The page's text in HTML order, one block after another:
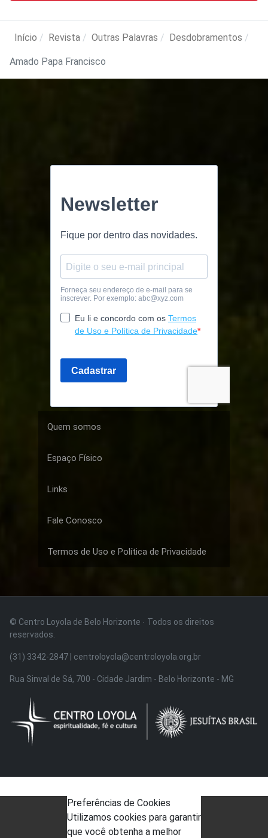
Início Revista Outras Palavras Desdobramentos
Amado Papa Francisco
Quem somos
Espaço Físico
Links
Fale Conosco
Termos de Uso e Política de Privacidade
© Centro Loyola de Belo Horizonte · Todos os direitos
reservados.
(31) 3342-2847 | centroloyola@centroloyola.org.br
Rua Sinval de Sá, 700 - Cidade Jardim - Belo Horizonte - MG
Preferências de Cookies
Utilizamos cookies para garantir
que você obtenha a melhor